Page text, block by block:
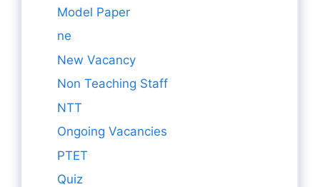
Model Paper
ne
New Vacancy
Non Teaching Staff
NTT
Ongoing Vacancies
PTET
Quiz